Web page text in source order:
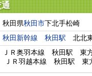
秋田県秋田市下北手松崎
秋田新幹線 秋田駅 北北
ＪＲ奥羽本線　秋田駅　東
ＪＲ羽越本線　秋田駅　東